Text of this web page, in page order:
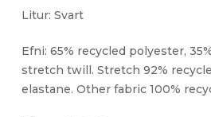
Litur: Svart
Efni: 65% recycled polyester,
stretch twill. Stretch 92%
elastane. Other fabric 100%